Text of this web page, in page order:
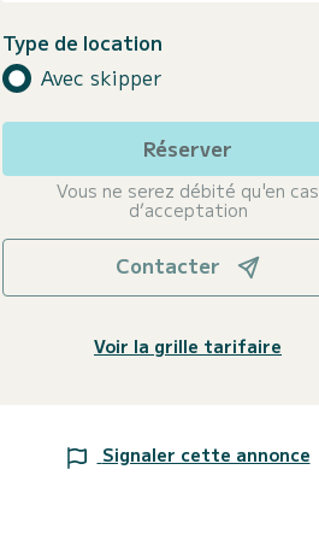
Type de location
Avec skipper
Réserver
Vous ne serez débité qu'en cas
d’acceptation
Contacter
Voir la grille tarifaire
Signaler cette annonce